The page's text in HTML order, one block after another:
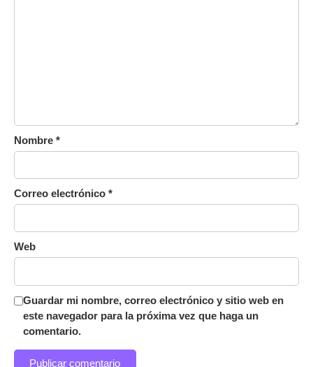
Nombre *
Correo electrónico *
Web
Guardar mi nombre, correo electrónico y sitio web en
este navegador para la próxima vez que haga un
comentario.